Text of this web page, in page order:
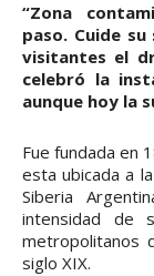
“Zona
paso. Cuide
visitantes el
celebró la
aunque hoy la
Fue fundada en
esta ubicada a
Siberia
intensidad de
metropolitanos
siglo XIX.